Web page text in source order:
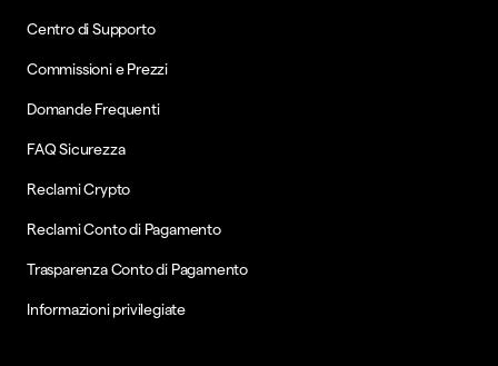
Centro di Supporto
Commissioni e Prezzi
Domande Frequenti
FAQ Sicurezza
Reclami Crypto
Reclami Conto di Pagamento
Trasparenza Conto di Pagamento
Informazioni privilegiate